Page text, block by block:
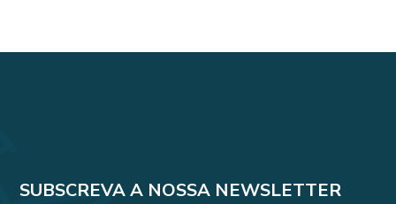
SUBSCREVA A NOSSA NEWSLETTER